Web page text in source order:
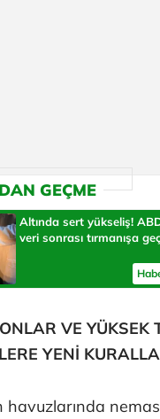
Altında sert yükseliş!
veri sonrası tırmanışa
VE YÜKSEK
YENİ